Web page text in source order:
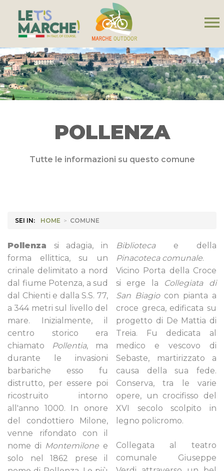
menu
POLLENZA
Tutte le informazioni su questo comune
SEI IN: HOME > COMUNE
Pollenza si adagia, in
forma ellittica, su un
crinale delimitato a nord
dal fiume Potenza, a sud
dal Chienti e dalla S.S. 77,
a 344 metri sul livello del
mare. Inizialmente, il
centro storico era
chiamato
Pollentia, ma
durante le invasioni
barbariche esso fu
distrutto, per essere poi
ricostruito intorno
all'anno 1000. In onore
del condottiero Milone,
venne rifondato con il
nome di Montemilone e
solo nel 1862 prese il
Bibliotecae della
Pinacoteca comunale.
Vicino Porta della Croce
si erge la
Collegiata di
San Biagiocon pianta a
croce greca, edificata su
progetto di De Mattia di
Treia. Fu dedicata al
medico e vescovo di
Sebaste, martirizzato a
causa della sua fede.
Conserva, tra le varie
opere, un crocifisso del
XVI secolo scolpito in
legno policromo.
Collegata al teatro
comunale Giuseppe